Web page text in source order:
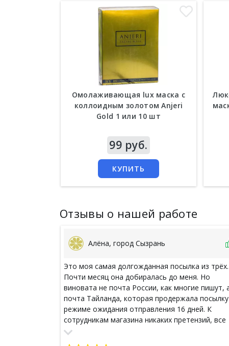
Омолаживающая lux маска c
коллоидным золотом Anjeri
Gold 1 или 10 шт
99 руб.
КУПИТЬ
Отзывы о нашей работе
Алёна, город Сызрань
Это моя самая долгожданная посылка из трёх.
Почти месяц она добиралась до меня. Но
виновата не почта России, как многие пишут,
почта Тайланда, которая продержала
режиме ожидания отправления 16 дней. К
сотрудникам магазина никаких претензий, все
заказы собираются очень быстро, каждая